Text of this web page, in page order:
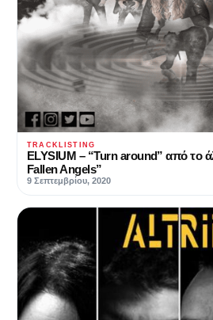
TRACKLISTING
ELYSIUM – “Turn around” από το
Fallen Angels”
9 Σεπτεμβρίου, 2020